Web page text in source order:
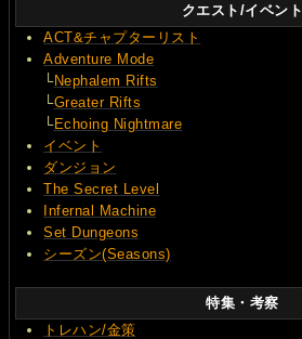
クエスト/イベント
ACT&チャプターリスト
Adventure Mode
└Nephalem Rifts
└Greater Rifts
└Echoing Nightmare
イベント
ダンジョン
The Secret Level
Infernal Machine
Set Dungeons
シーズン(Seasons)
特集・考察
トレハン/金策